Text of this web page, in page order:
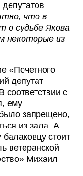
что в
о судьбе Якова
некоторые из
«Почетного
депутат
соответствии с
ему
запрещено,
из зала. А
стоит
ветеранской
Михаил